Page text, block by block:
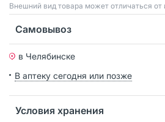
Bнешний вид товара может отличаться от
Самовывоз
в Челябинске
В аптеку сегодня или позже
Условия хранения